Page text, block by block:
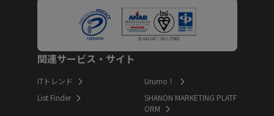
関連サービス・サイト
ITトレンド
List Finder
Urumo！
SHANON MARKETING PLATF
ORM